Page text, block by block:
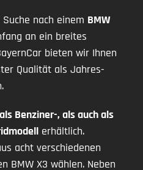
nach einem BMW
an ein breites
bieten wir Ihnen
Qualität als Jahres-
Benziner-, als auch als
erhältlich.
acht verschiedenen
BMW X3 wählen. Neben